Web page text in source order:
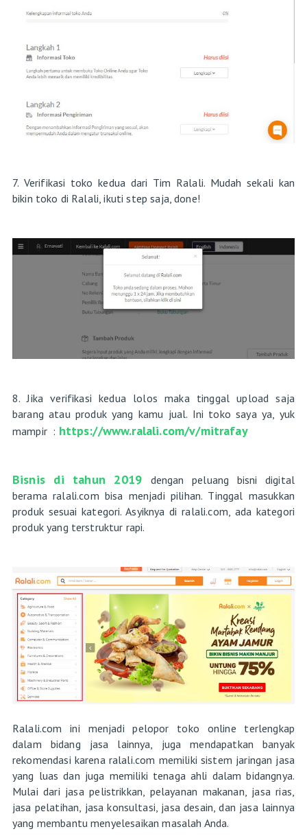
7. Verifikasi toko kedua dari Tim Ralali. Mudah sekali kan
bikin toko di Ralali, ikuti step saja, done!
8. Jika verifikasi kedua lolos maka tinggal upload saja
barang atau produk yang kamu jual. Ini toko saya ya, yuk
mampir : https://www.ralali.com/v/mitrafay
Bisnis di tahun 2019 dengan peluang bisni digital
berama ralali.com bisa menjadi pilihan. Tinggal masukkan
produk sesuai kategori. Asyiknya di ralali.com, ada kategori
produk yang terstruktur rapi.
Ralali.com ini menjadi pelopor toko online terlengkap
dalam bidang jasa lainnya, juga mendapatkan banyak
rekomendasi karena ralali.com memiliki sistem jaringan jasa
yang luas dan juga memiliki tenaga ahli dalam bidangnya.
Mulai dari jasa pelistrikkan, pelayanan makanan, jasa rias,
jasa pelatihan, jasa konsultasi, jasa desain, dan jasa lainnya
yang membantu menyelesaikan masalah Anda.